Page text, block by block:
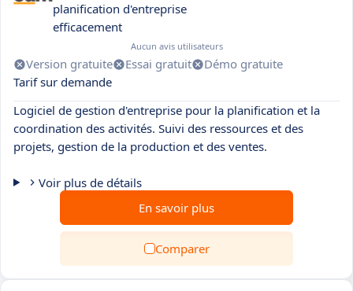
planification d'entreprise
efficacement
Aucun avis utilisateurs
Version gratuite Essai gratuit
Démo gratuite
Tarif sur demande
Logiciel de gestion d'entreprise pour la planification et la
coordination des activités. Suivi des ressources et des
projets, gestion de la production et des ventes.
Voir plus de détails
En savoir plus
Comparer